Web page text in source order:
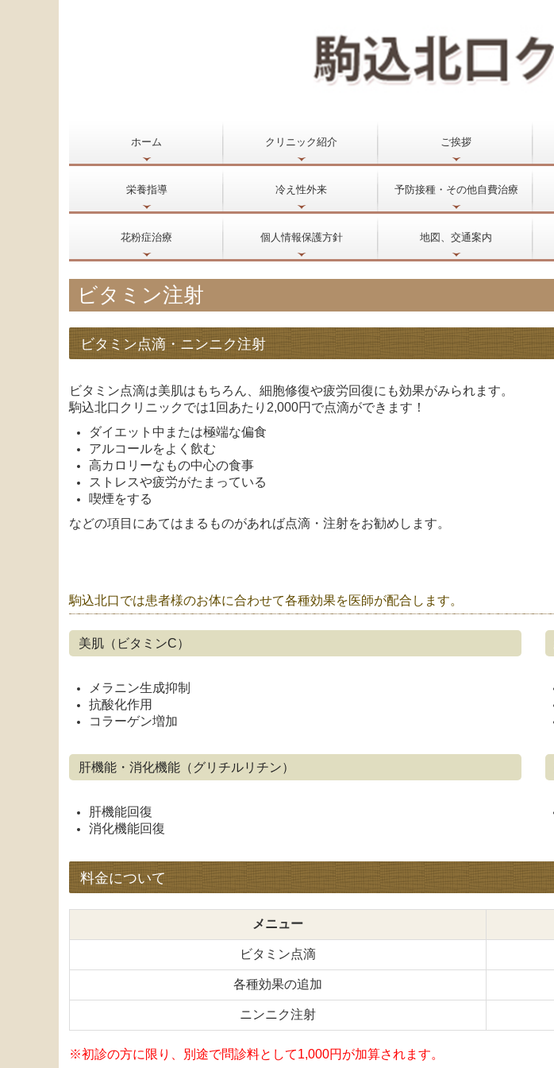
ホーム
初めて受診をお考えの皆様へ
クリニック紹介 ご挨拶
栄養指導 冷え性外来 予防接種・その他自費治療
花粉症治療 個人情報保護方針 地図、交通案内
ビタミン注射
ビタミン点滴・ニンニク注射
ビタミン点滴は美肌はもちろん、細胞修復や疲労回復にも効果がみられます。
駒込北口クリニックでは1回あたり2,000円で点滴ができます！
ダイエット中または極端な偏食
アルコールをよく飲む
高カロリーなもの中心の食事
ストレスや疲労がたまっている
喫煙をする
などの項目にあてはまるものがあれば点滴・注射をお勧めします。
駒込北口では患者様のお体に合わせて各種効果を医師が配合します。
美肌（ビタミンC）
メラニン生成抑制
抗酸化作用
コラーゲン増加
肝機能・消化機能（グリチルリチン）
肝機能回復
消化機能回復
料金について
メニュー
ビタミン点滴
各種効果の追加
ニンニク注射
※初診の方に限り、別途で問診料として1,000円が加算されます。